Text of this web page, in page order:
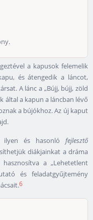
a kapusok felemelik
és átengedik a láncot,
A lánc a „Bújj, bújj, zöld
által a kapun a láncban lévő
a bújókhoz. Az új kaput
ilyen és hasonló fejlesztő
diákjainkat a dráma
a „Lehetetlent
és feladatgyűjtemény
6